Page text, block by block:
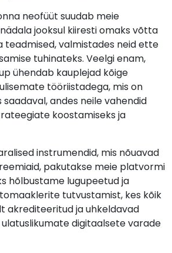
neofüüt suudab meie
jooksul kiiresti omaks võtta
teadmised, valmistades neid ette
tuhinateks. Veelgi enam,
ühendab kauplejad kõige
tööriistadega, mis on
andes neile vahendid
koostamiseks ja
instrumendid, mis nõuavad
pakutakse meie platvormi
hõlbustame lugupeetud ja
tutvustamist, kes kõik
akrediteeritud ja uhkeldavad
digitaalsete varade